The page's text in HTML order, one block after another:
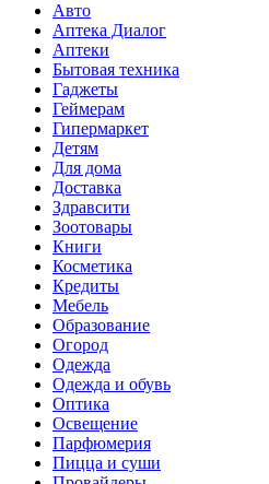
Авто
Аптека Диалог
Аптеки
Бытовая техника
Гаджеты
Геймерам
Гипермаркет
Детям
Для дома
Доставка
Здравсити
Зоотовары
Книги
Косметика
Кредиты
Мебель
Образование
Огород
Одежда
Одежда и обувь
Оптика
Освещение
Парфюмерия
Пицца и суши